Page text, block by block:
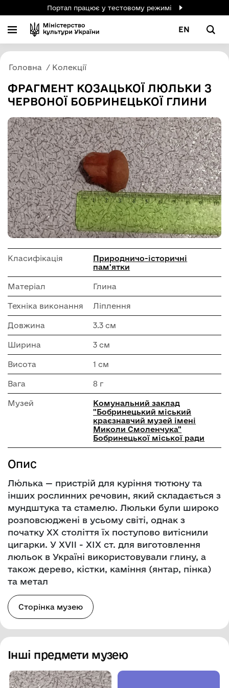
Портал працює у тестовому режимі
EN
Головна Колекції
ФРАГМЕНТ КОЗАЦЬКОЇ ЛЮЛЬКИ З
ЧЕРВОНОЇ БОБРИНЕЦЬКОЇ ГЛИНИ
Класифікація
Природничо-історичні
пам'ятки
Матеріал Глина
Техніка виконання Ліплення
Довжина 3.3 см
Ширина 3 см
Висота 1 см
Вага 8 г
Музей
Комунальний заклад
"Бобринецький міський
краєзнавчий музей імені
Миколи Смоленчука"
Бобринецької міської ради
Опис
Лю́лька — пристрій для куріння тютюну та
інших рослинних речовин, який складається з
мундштука та стамелю. Люльки були широко
розповсюджені в усьому світі, однак з
початку XX століття їх поступово витіснили
цигарки. У XVII - XIX ст. для виготовлення
люльок в Україні використовували глину, а
також дерево, кістки, каміння (янтар, пінка)
та метал
Сторінка музею
Інші предмети музею